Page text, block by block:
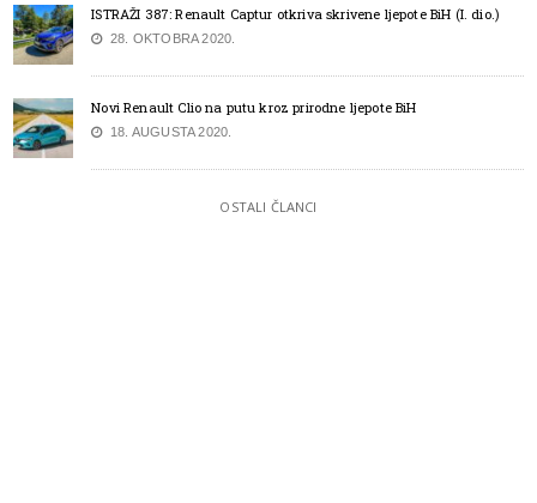
ISTRAŽI 387: Renault Captur otkriva skrivene ljepote BiH (I. dio.)
28. OKTOBRA 2020.
Novi Renault Clio na putu kroz prirodne ljepote BiH
18. AUGUSTA 2020.
OSTALI ČLANCI